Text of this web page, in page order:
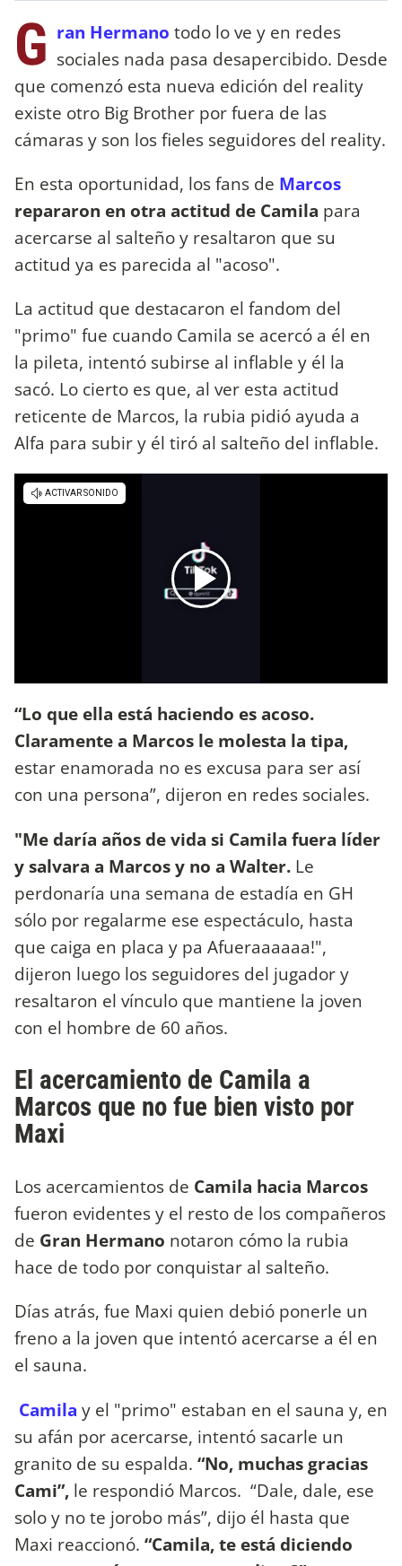
G ran Hermano todo lo ve y en redes
sociales nada pasa desapercibido. Desde
que comenzó esta nueva edición del reality
existe otro Big Brother por fuera de las
cámaras y son los fieles seguidores del reality.
En esta oportunidad, los fans de Marcos
repararon en otra actitud de Camila para
acercarse al salteño y resaltaron que su
actitud ya es parecida al "acoso".
La actitud que destacaron el fandom del
"primo" fue cuando Camila se acercó a él en
la pileta, intentó subirse al inflable y él la
sacó. Lo cierto es que, al ver esta actitud
reticente de Marcos, la rubia pidió ayuda a
Alfa para subir y él tiró al salteño del inflable.
“Lo que ella está haciendo es acoso.
Claramente a Marcos le molesta la tipa,
estar enamorada no es excusa para ser así
con una persona”, dijeron en redes sociales.
"Me daría años de vida si Camila fuera líder
y salvara a Marcos y no a Walter. Le
perdonaría una semana de estadía en GH
sólo por regalarme ese espectáculo, hasta
que caiga en placa y pa Afueraaaaaa!",
dijeron luego los seguidores del jugador y
resaltaron el vínculo que mantiene la joven
con el hombre de 60 años.
El acercamiento de Camila a
Marcos que no fue bien visto por
Maxi
Los acercamientos de Camila hacia Marcos
fueron evidentes y el resto de los compañeros
de Gran Hermano notaron cómo la rubia
hace de todo por conquistar al salteño.
Días atrás, fue Maxi quien debió ponerle un
freno a la joven que intentó acercarse a él en
el sauna.
Camila y el "primo" estaban en el sauna y, en
su afán por acercarse, intentó sacarle un
granito de su espalda. “No, muchas gracias
Cami”, le respondió Marcos. “Dale, dale, ese
solo y no te jorobo más”, dijo él hasta que
Maxi reaccionó. “Camila, te está diciendo